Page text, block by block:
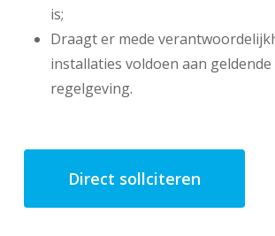
is;
Draagt er mede
installaties voldoen aan
regelgeving.
Direct sollciteren